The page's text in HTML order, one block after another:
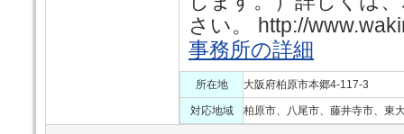
さい。 http://
事務所の詳細
所在地 大阪府柏原市本郷4-117-3
対応地域 柏原市、八尾市、藤井寺市、東